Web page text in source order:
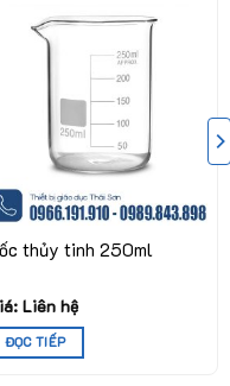
nhóm (hòa tấu)
hát, sinh hoạt lớp
dục như Orff, Dalcroze,
thủy tinh 250ml
Liên hệ
ĐỌC TIẾP